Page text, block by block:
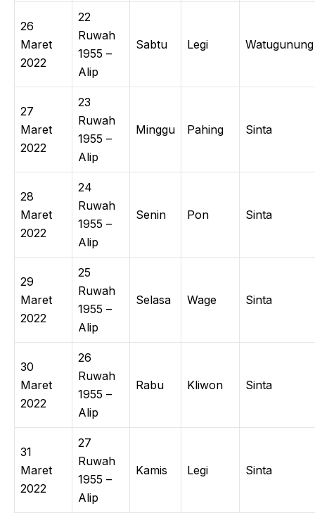
26
Maret
2022
22
Ruwah
1955 –
Alip
Sabtu Legi Watugunung
27
Maret
2022
23
Ruwah
1955 –
Alip
Minggu Pahing Sinta
28
Maret
2022
24
Ruwah
1955 –
Alip
Senin Pon Sinta
29
Maret
2022
25
Ruwah
1955 –
Alip
Selasa Wage Sinta
30
Maret
2022
26
Ruwah
1955 –
Alip
Rabu Kliwon Sinta
31
Maret
2022
27
Ruwah
1955 –
Alip
Kamis Legi Sinta